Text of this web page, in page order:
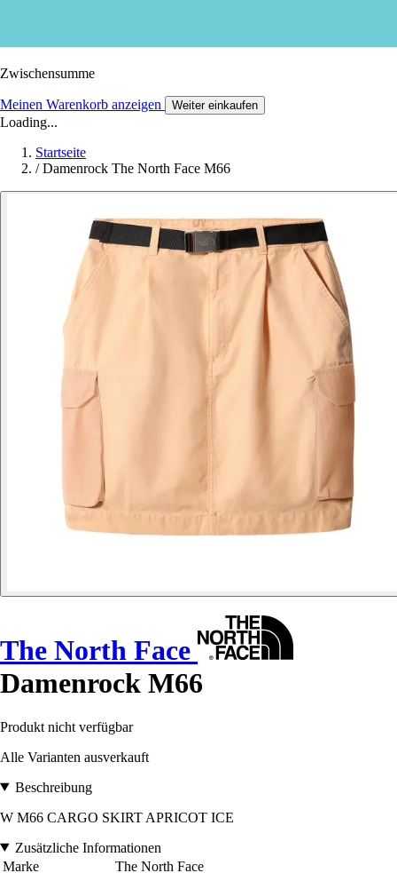
Zwischensumme
Meinen Warenkorb anzeigen Weiter einkaufen
Loading...
Startseite
/ Damenrock The North Face M66
The North Face
Damenrock M66
Produkt nicht verfügbar
Alle Varianten ausverkauft
Beschreibung
W M66 CARGO SKIRT APRICOT ICE
Zusätzliche Informationen
Marke
The North Face